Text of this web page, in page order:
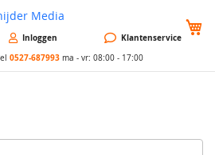
Inloggen Klantenservice
0527-687993 ma - vr: 08:00 - 17:00